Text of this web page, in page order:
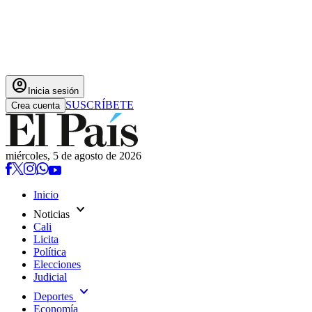
account_circle Inicia sesión
Crea cuenta SUSCRÍBETE
miércoles, 5 de agosto de 2026
Inicio
Noticias expand_more
Cali
Licita
Política
Elecciones
Judicial
Deportes expand_more
Economía